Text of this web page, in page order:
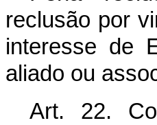
reclusão por
interesse de
aliado ou
Art. 22.